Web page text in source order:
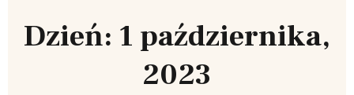
Dzień: 1 października,
2023